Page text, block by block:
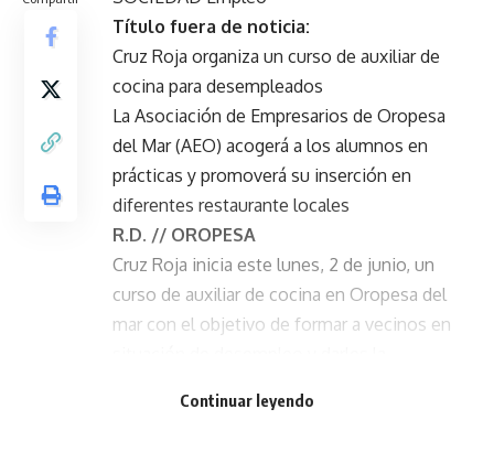
Título fuera de noticia:
Cruz Roja organiza un curso de auxiliar de
cocina para desempleados
La Asociación de Empresarios de Oropesa
del Mar (AEO) acogerá a los alumnos en
prácticas y promoverá su inserción en
diferentes restaurante locales
R.D. // OROPESA
Cruz Roja inicia este lunes, 2 de junio, un
curso de auxiliar de cocina en Oropesa del
mar con el objetivo de formar a vecinos en
como cocineros para facilitar su inserción
Continuar leyendo